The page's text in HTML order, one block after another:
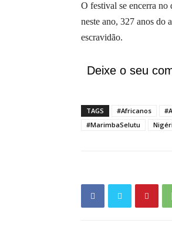
O festival se encerra no
neste ano, 327 anos do
escravidão.
Deixe o seu
TAGS #Africanos
#MarimbaSelutu